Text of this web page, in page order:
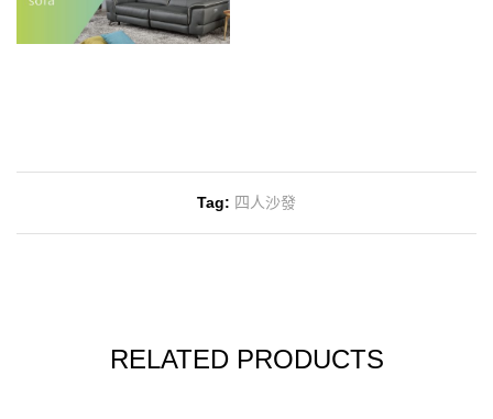
Tag: 四人沙發
RELATED PRODUCTS